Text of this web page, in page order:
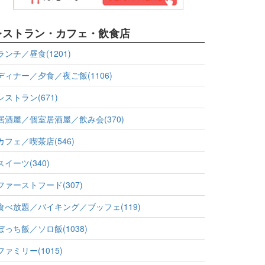
トラン・カフェ・飲食店
ンチ／昼食(1201)
ィナー／夕食／夜ご飯(1106)
ストラン(671)
酒屋／個室居酒屋／飲み会(370)
フェ／喫茶店(546)
イーツ(340)
ァーストフード(307)
べ放題／バイキング／ブッフェ(119)
っち飯／ソロ飯(1038)
ァミリー(1015)